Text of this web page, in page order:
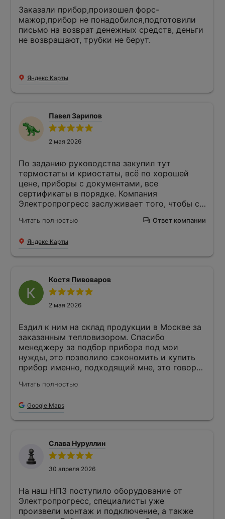
Заказали прибор,произошел форс-
мажор,прибор не понадобился,подготовили
письмо на возврат денежных средств, деньги
не возвращают, трубки не берут.
Яндекс Карты
Павел Зарипов
2 мая 2026
По заданию руководства закупил тут
термостаты и криостаты, всё по хорошей
цене, приборы с документами, все
сертификаты в порядке. Компания
Электропрогресс заслуживает того, чтобы с
приборов произвели быстро своим
реквизиты нашей компании.
Читать полностью Ответ компании
Яндекс Карты
Костя Пивоваров
2 мая 2026
Ездил к ним на склад продукции в Москве за
заказанным тепловизором. Спасибо
менеджеру за подбор прибора под мои
нужды, это позволило сэкономить и купить
прибор именно, подходящий мне, это говорит
работать индивидуально. После проверки
имеется гарантия, все документы в порядке.
Читать полностью
Google Maps
Слава Нуруллин
30 апреля 2026
На наш НПЗ поступило оборудование от
Электропрогресс, специалисты уже
произвели монтаж и подключение, а также